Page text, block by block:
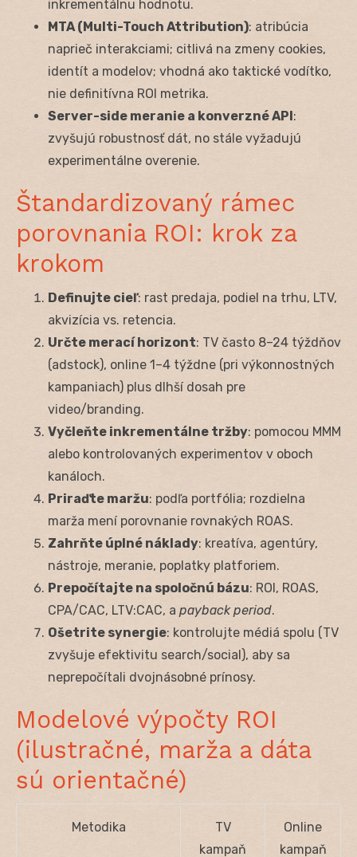
inkrementálnu hodnotu.
MTA (Multi-Touch Attribution): atribúcia
naprieč interakciami; citlivá na zmeny cookies,
identít a modelov; vhodná ako taktické vodítko,
nie definitívna ROI metrika.
Server-side meranie a konverzné API:
zvyšujú robustnosť dát, no stále vyžadujú
experimentálne overenie.
Štandardizovaný rámec
porovnania ROI: krok za
krokom
Definujte cieľ: rast predaja, podiel na trhu, LTV,
akvizícia vs. retencia.
Určte merací horizont: TV často 8–24 týždňov
(adstock), online 1–4 týždne (pri výkonnostných
kampaniach) plus dlhší dosah pre
video/branding.
Vyčleňte inkrementálne tržby: pomocou MMM
alebo kontrolovaných experimentov v oboch
kanáloch.
Priraďte maržu: podľa portfólia; rozdielna
marža mení porovnanie rovnakých ROAS.
Zahrňte úplné náklady: kreatíva, agentúry,
nástroje, meranie, poplatky platforiem.
Prepočítajte na spoločnú bázu: ROI, ROAS,
CPA/CAC, LTV:CAC, a payback period.
Ošetrite synergie: kontrolujte médiá spolu (TV
zvyšuje efektivitu search/social), aby sa
neprepočítali dvojnásobné prínosy.
Modelové výpočty ROI
(ilustračné, marža a dáta
sú orientačné)
Metodika
TV
kampaň
Online
kampaň